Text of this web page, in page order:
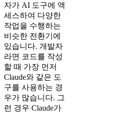
자가 AI 도구에 액
세스하여 다양한
작업을 수행하는
비슷한 전환기에
있습니다. 개발자
라면 코드를 작성
할 때 가장 먼저
Claude와 같은 도
구를 사용하는 경
우가 많습니다. 그
런 경우 Claude가